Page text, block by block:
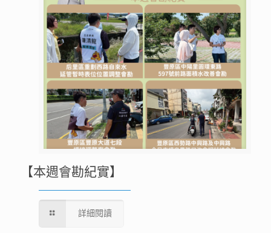
【本週會勘紀實】
詳細閱讀